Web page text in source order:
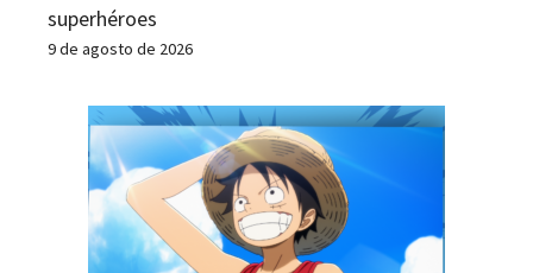
superhéroes
9 de agosto de 2026